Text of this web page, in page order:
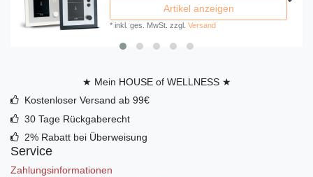
Artikel anzeigen
*inkl. ges. MwSt. zzgl.Versand
★ Mein HOUSE of WELLNESS ★
Kostenloser Versand ab 99€
30 Tage Rückgaberecht
2% Rabatt bei Überweisung
Service
Zahlungsinformationen